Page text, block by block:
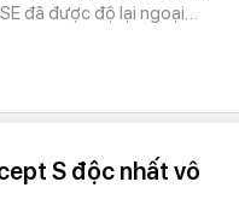
đã được độ lại ngoại…
S độc nhất vô